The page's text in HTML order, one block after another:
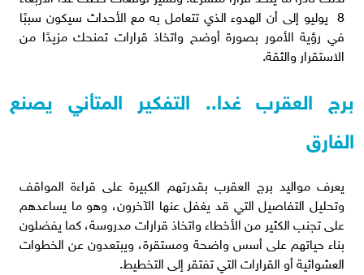
8 يوليو إلى أن الهدوء الذي تتعامل به مع الأحداث سيكون سببًا
في رؤية الأمور بصورة أوضح واتخاذ قرارات تمنحك مزيدًا من
الاستقرار والثقة.
برج العقرب غدا.. التفكير المتأني يصنع
الفارق
يعرف مواليد برج العقرب بقدرتهم الكبيرة على قراءة المواقف
وتحليل التفاصيل التي قد يغفل عنها الآخرون، وهو ما يساعدهم
على تجنب الكثير من الأخطاء واتخاذ قرارات مدروسة، كما يفضلون
بناء حياتهم على أسس واضحة ومستقرة، ويبتعدون عن الخطوات
العشوائية أو القرارات التي تفتقر إلى التخطيط.